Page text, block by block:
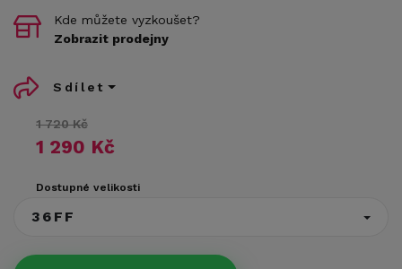
1 720 Kč
1 290 Kč
Dostupné velikosti
36FF
Kde můžete vyzkoušet?
Zobrazit prodejny
Sdílet